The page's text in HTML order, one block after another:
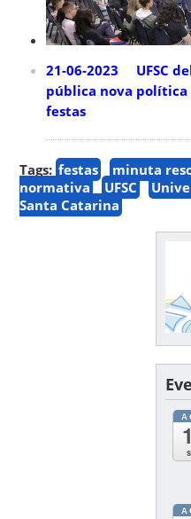
21-06-2023 UFSC
pública nova política
festas
Tags: festas minuta
normativa
UFSC
Santa Catarina